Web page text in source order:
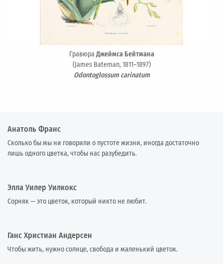
ГравюраДжеймса Бейтмана
(James Bateman, 1811–1897)
Odontoglossum carinatum
Анатоль Франс
Сколько бы мы ни говорили о пустоте жизни, иногда достаточно
лишь одного цветка, чтобы нас разубедить.
Элла Уилер Уилкокс
Сорняк — это цветок, который никто не любит.
Ганс Христиан Андерсен
Чтобы жить, нужно солнце, свобода и маленький цветок.